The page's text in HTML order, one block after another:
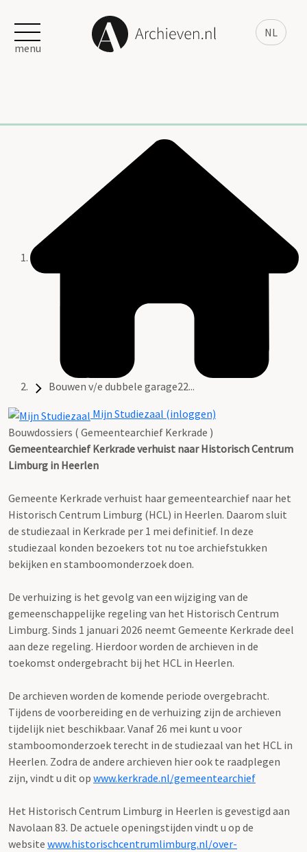
NL
menu
Bouwen v/e dubbele garage22...
Mijn Studiezaal (inloggen)
Bouwdossiers ( Gemeentearchief Kerkrade )
Gemeentearchief Kerkrade verhuist naar Historisch Centrum
Limburg in Heerlen
Gemeente Kerkrade verhuist haar gemeentearchief naar het
Historisch Centrum Limburg (HCL) in Heerlen. Daarom sluit
de studiezaal in Kerkrade per 1 mei definitief. In deze
studiezaal konden bezoekers tot nu toe archiefstukken
bekijken en stamboomonderzoek doen.
De verhuizing is het gevolg van een wijziging van de
gemeenschappelijke regeling van het Historisch Centrum
Limburg. Sinds 1 januari 2026 neemt Gemeente Kerkrade deel
aan deze regeling. Hierdoor worden de archieven in de
toekomst ondergebracht bij het HCL in Heerlen.
De archieven worden de komende periode overgebracht.
Tijdens de voorbereiding en de verhuizing zijn de archieven
tijdelijk niet beschikbaar. Vanaf 26 mei kunt u voor
stamboomonderzoek terecht in de studiezaal van het HCL in
Heerlen. Zodra de andere archieven hier ook te raadplegen
zijn, vindt u dit op www.kerkrade.nl/gemeentearchief
Het Historisch Centrum Limburg in Heerlen is gevestigd aan
Navolaan 83. De actuele openingstijden vindt u op de
website www.historischcentrumlimburg.nl/over-